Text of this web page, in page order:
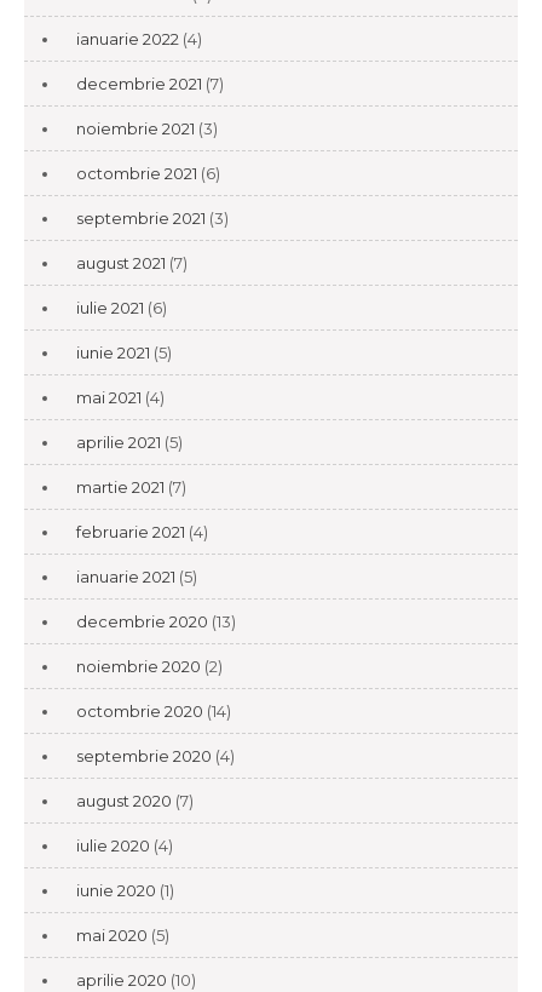
ianuarie 2022 (4)
decembrie 2021 (7)
noiembrie 2021 (3)
octombrie 2021 (6)
septembrie 2021 (3)
august 2021 (7)
iulie 2021 (6)
iunie 2021 (5)
mai 2021 (4)
aprilie 2021 (5)
martie 2021 (7)
februarie 2021 (4)
ianuarie 2021 (5)
decembrie 2020 (13)
noiembrie 2020 (2)
octombrie 2020 (14)
septembrie 2020 (4)
august 2020 (7)
iulie 2020 (4)
iunie 2020 (1)
mai 2020 (5)
aprilie 2020 (10)